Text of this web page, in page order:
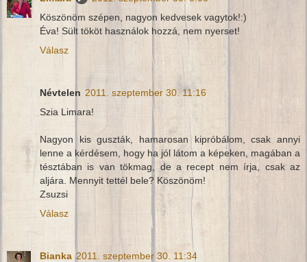
Köszönöm szépen, nagyon kedvesek vagytok!:)
Éva! Sült tököt használok hozzá, nem nyerset!
Válasz
Névtelen 2011. szeptember 30. 11:16
Szia Limara!
Nagyon kis guszták, hamarosan kipróbálom, csak annyi
lenne a kérdésem, hogy ha jól látom a képeken, magában a
tésztában is van tökmag, de a recept nem írja, csak az
aljára. Mennyit tettél bele? Köszönöm!
Zsuzsi
Válasz
Bianka 2011. szeptember 30. 11:34